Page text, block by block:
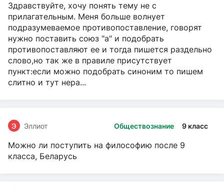
Здравствуйте, хочу понять тему не с
прилагательным. Меня больше волнует
подразумеваемое противопоставление, говорят
нужно поставить союз "а" и подобрать
противопоставляют ее и тогда пишется раздельно
слово,но так же в правиле присутствует
пункт:если можно подобрать синоним то пишем
слитно и тут нера...
Обществознание 9 класс
Э Эллиот
Можно ли поступить на философию после 9
класса, Беларусь